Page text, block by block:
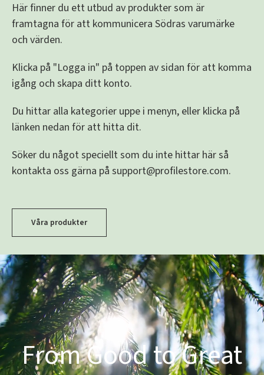
Här finner du ett utbud av produkter som är
framtagna för att kommunicera Södras varumärke
och värden.
Klicka på "Logga in" på toppen av sidan för att komma
igång och skapa ditt konto.
Du hittar alla kategorier uppe i menyn, eller klicka på
länken nedan för att hitta dit.
Söker du något speciellt som du inte hittar här så
kontakta oss gärna på support@profilestore.com.
Våra produkter
From Good to Great